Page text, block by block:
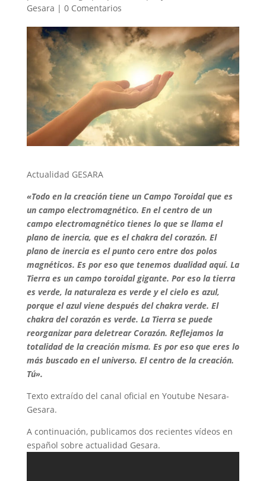
Gesara | 0 Comentarios
Actualidad GESARA
«Todo en la creación tiene un Campo Toroidal que es
un campo electromagnético. En el centro de un
campo electromagnético tienes lo que se llama el
plano de inercia, que es el chakra del corazón. El
plano de inercia es el punto cero entre dos polos
magnéticos. Es por eso que tenemos dualidad aquí. La
Tierra es un campo toroidal gigante. Por eso la tierra
es verde, la naturaleza es verde y el cielo es azul,
porque el azul viene después del chakra verde. El
chakra del corazón es verde. La Tierra se puede
reorganizar para deletrear Corazón. Reflejamos la
totalidad de la creación misma. Es por eso que eres lo
más buscado en el universo. El centro de la creación.
Tú».
Texto extraído del canal oficial en Youtube Nesara-
Gesara.
A continuación, publicamos dos recientes vídeos en
español sobre actualidad Gesara.